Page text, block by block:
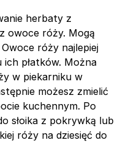
herbaty z
owoce róży. Mogą
róży najlepiej
płatków. Można
w piekarniku w
możesz zmielić
kuchennym. Po
słoika z pokrywką lub
róży na dziesięć do